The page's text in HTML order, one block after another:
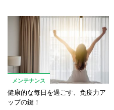
メンテナンス
健康的な毎日を過ごす、免疫力ア
ップの鍵！